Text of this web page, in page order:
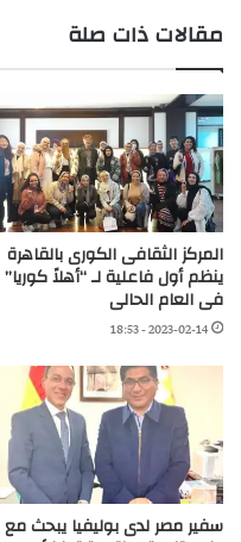
مقالات ذات صلة
المركز الثقافى الكورى بالقاهرة
ينظم أول فاعلية لـ “أهلاً كوريا”
فى العام الحالى
2023-02-14 - 18:53
سفير مصر لدى بوليفيا يبحث مع